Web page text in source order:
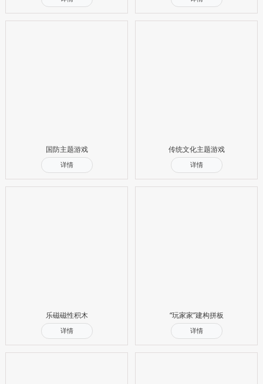
国防主题游戏
详情
传统文化主题游戏
详情
乐磁磁性积木
详情
“玩家家”建构拼板
详情